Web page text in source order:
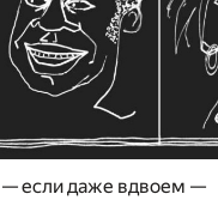
— если даже вдвоем —